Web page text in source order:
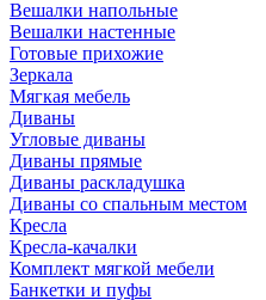
Вешалки напольные
Вешалки настенные
Готовые прихожие
Зеркала
Мягкая мебель
Диваны
Угловые диваны
Диваны прямые
Диваны раскладушка
Диваны со спальным местом
Кресла
Кресла-качалки
Комплект мягкой мебели
Банкетки и пуфы